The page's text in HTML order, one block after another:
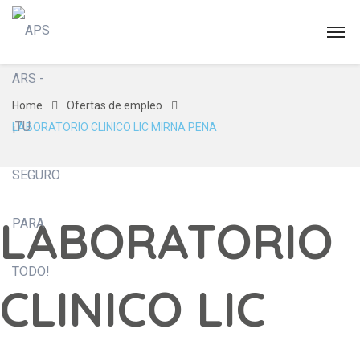
Home
Ofertas de empleo
LABORATORIO CLINICO LIC MIRNA PENA
LABORATORIO
CLINICO LIC